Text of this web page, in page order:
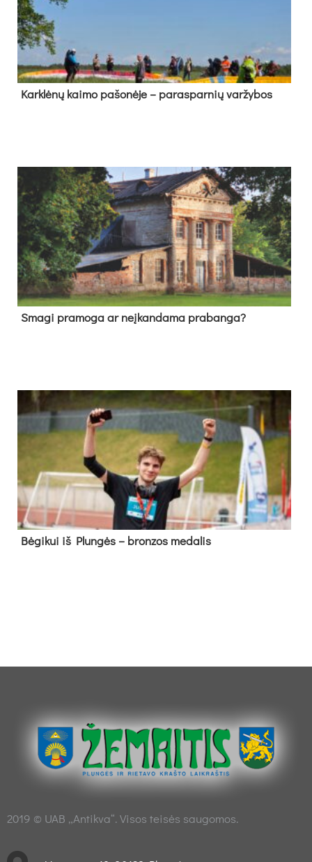
Kark­lė­nų kai­mo pa­šo­nė­je – pa­ras­par­nių var­žy­bos
Sma­gi pra­mo­ga ar neį­kan­da­ma pra­ban­ga?
Bė­gi­kui iš Plun­gės – bron­zos me­da­lis
2019 © UAB „Antikva“. Visos teisės saugomos.